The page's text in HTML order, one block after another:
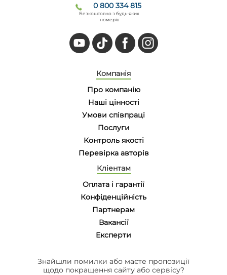
0 800 334 815
Безкоштовно з будь-яких
номерів
Компанія
Про компанію
Наші цінності
Умови співпраці
Послуги
Контроль якості
Перевірка авторів
Кліентам
Оплата і гарантії
Конфіденційність
Партнерам
Вакансії
Eксперти
Знайшли помилки або маєте пропозиції
щодо покращення сайту або сервісу?